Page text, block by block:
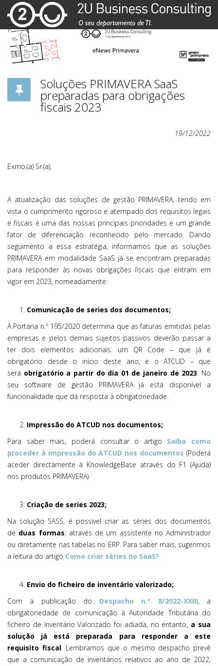
Soluções PRIMAVERA SaaS
preparadas para obrigações
fiscais 2023
19/12/2022
Exmo.(a) Sr.(a),
A atualização das soluções de gestão PRIMAVERA, tendo em
vista o cumprimento rigoroso e atempado dos requisitos legais
e fiscais é uma das nossas principais prioridades e um grande
fator de diferenciação reconhecido pelo mercado. Dando
seguimento a essa estratégia, informamos que as soluções
PRIMAVERA em modalidade SaaS já se encontram preparadas
para responder às novas obrigações fiscais que entram em
vigor em 2023, nomeadamente:
Comunicação de series dos documentos;
A Portaria n.º 195/2020 determina que as faturas emitidas pelas
empresas e pelos demais sujeitos passivos deverão passar a
ter dois elementos adicionais: um QR Code – que já é
obrigatório desde o início deste ano, e o ATCUD – que
será obrigatório a partir do dia 01 de janeiro de 2023. No
seu software de gestão PRIMAVERA já está disponível a
funcionalidade que dá resposta à obrigatoriedade.
Impressão do ATCUD nos documentos;
Para saber mais, poderá consultar o artigo Saiba como
proceder à impressão do ATCUD nos documentos (Poderá
aceder directamente à KnowledgeBase através do F1 (Ajuda)
nos produtos PRIMAVERA).
Criação de series 2023;
Na solução SASS, é possível criar as séries dos documentos
de duas formas: através de um assistente no Administrador
ou diretamente nas tabelas no ERP. Para saber mais, sugerimos
a leitura do artigo Como criar séries no SaaS?
Envio do ficheiro de inventário valorizado;
Com a publicação do Despacho n.º 8/2022-XXIII, a
obrigatoriedade de comunicação à Autoridade Tributária do
ficheiro de Inventário Valorizado foi adiada, no entanto, a sua
solução já está preparada para responder a este
requisito fiscal. Lembramos que o mesmo despacho prevê
que a comunicação de inventários relativos ao ano de 2022,